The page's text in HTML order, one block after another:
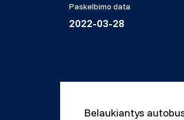
Paskelbimo data
2022-03-28
Belaukiantys